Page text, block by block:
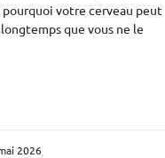
pourquoi votre cerveau peut
que vous ne le
2026